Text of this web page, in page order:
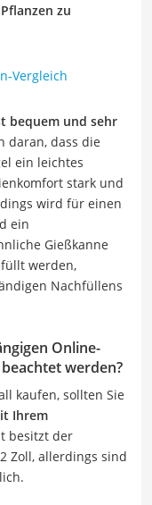
zu
Vergleich
bequem und sehr
daran, dass die
ein leichtes
stark und
wird für einen
ein
Gießkanne
werden,
Nachfüllens
Online-
werden?
kaufen, sollten Sie
Ihrem
besitzt der
Zoll, allerdings sind